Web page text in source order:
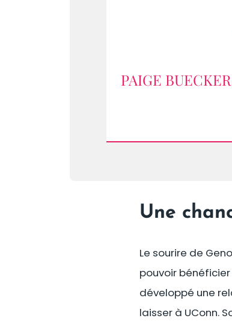
PAIGE
Une
Le sourire de
pouvoir
développé une
laisser à UConn.